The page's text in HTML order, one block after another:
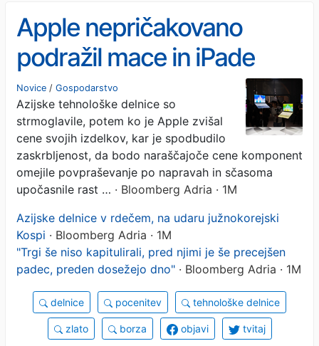
Apple nepričakovano
podražil mace in iPade
Novice / Gospodarstvo
Azijske tehnološke delnice so
strmoglavile, potem ko je Apple zvišal
cene svojih izdelkov, kar je spodbudilo
zaskrbljenost, da bodo naraščajoče cene komponent
omejile povpraševanje po napravah in sčasoma
upočasnile rast … · Bloomberg Adria · 1M
Azijske delnice v rdečem, na udaru južnokorejski
Kospi · Bloomberg Adria · 1M
"Trgi še niso kapitulirali, pred njimi je še precejšen
padec, preden dosežejo dno" · Bloomberg Adria · 1M
delnice pocenitev tehnološke delnice
zlato borza objavi tvitaj